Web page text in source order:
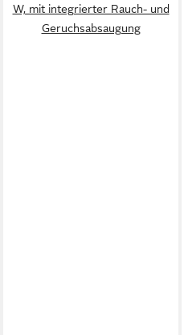
W, mit integrierter Rauch- und
Geruchsabsaugung